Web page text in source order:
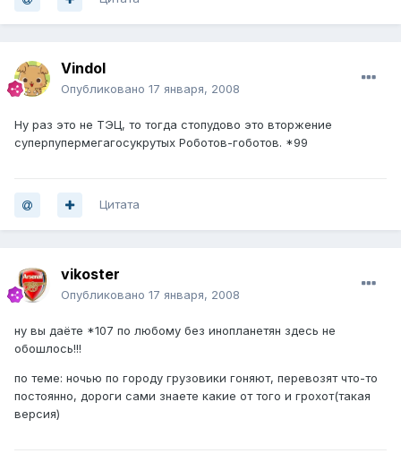
Vindol
Опубликовано 17 января, 2008
Ну раз это не ТЭЦ, то тогда стопудово это вторжение
суперпупермегагосукрутых Роботов-гоботов. *99
Цитата
vikoster
Опубликовано 17 января, 2008
ну вы даёте *107 по любому без инопланетян здесь не
обошлось!!!
по теме: ночью по городу грузовики гоняют, перевозят что-то
постоянно, дороги сами знаете какие от того и грохот(такая
версия)